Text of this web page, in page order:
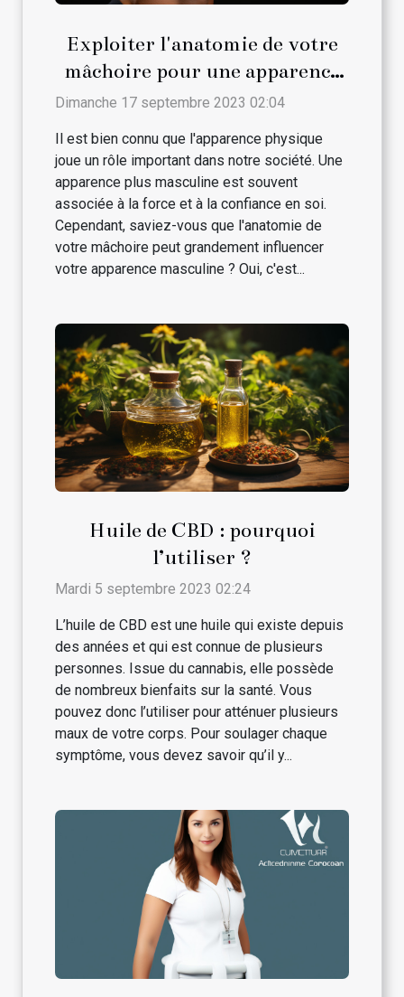
Exploiter l'anatomie de votre
mâchoire pour une apparence
plus masculine
Dimanche 17 septembre 2023 02:04
Il est bien connu que l'apparence physique
joue un rôle important dans notre société. Une
apparence plus masculine est souvent
associée à la force et à la confiance en soi.
Cependant, saviez-vous que l'anatomie de
votre mâchoire peut grandement influencer
votre apparence masculine ? Oui, c'est...
Huile de CBD : pourquoi
l’utiliser ?
Mardi 5 septembre 2023 02:24
L’huile de CBD est une huile qui existe depuis
des années et qui est connue de plusieurs
personnes. Issue du cannabis, elle possède
de nombreux bienfaits sur la santé. Vous
pouvez donc l’utiliser pour atténuer plusieurs
maux de votre corps. Pour soulager chaque
symptôme, vous devez savoir qu’il y...